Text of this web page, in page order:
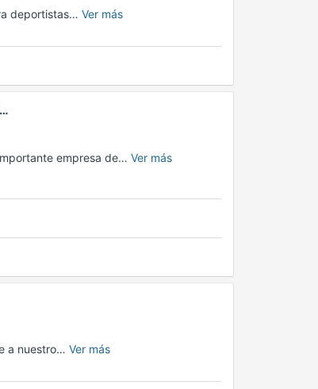
deportistas… Ver más
empresa de… Ver más
a nuestro… Ver más